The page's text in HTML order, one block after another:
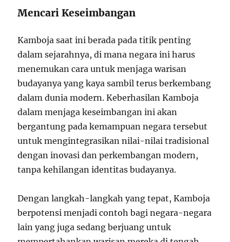
Mencari Keseimbangan
Kamboja saat ini berada pada titik penting
dalam sejarahnya, di mana negara ini harus
menemukan cara untuk menjaga warisan
budayanya yang kaya sambil terus berkembang
dalam dunia modern. Keberhasilan Kamboja
dalam menjaga keseimbangan ini akan
bergantung pada kemampuan negara tersebut
untuk mengintegrasikan nilai-nilai tradisional
dengan inovasi dan perkembangan modern,
tanpa kehilangan identitas budayanya.
Dengan langkah-langkah yang tepat, Kamboja
berpotensi menjadi contoh bagi negara-negara
lain yang juga sedang berjuang untuk